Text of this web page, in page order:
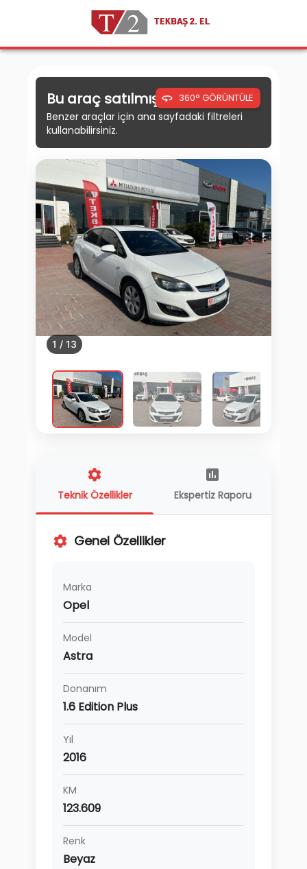
Bu araç satılmıştır.
Benzer araçlar için ana sayfadaki filtreleri
kullanabilirsiniz.
1 / 13
360° GÖRÜNTÜLE
Teknik Özellikler Ekspertiz Raporu
Genel Özellikler
Marka
Opel
Model
Astra
Donanım
1.6 Edition Plus
Yıl
2016
KM
123.609
Renk
Beyaz